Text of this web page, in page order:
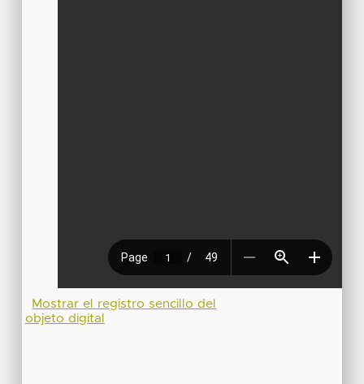
Mostrar el registro sencillo del
objeto digital